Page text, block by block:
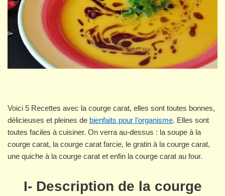
Voici 5 Recettes avec la courge carat, elles sont toutes bonnes,
délicieuses et pleines de bienfaits pour l’organisme. Elles sont
toutes faciles à cuisiner. On verra au-dessus : la soupe à la
courge carat, la courge carat farcie, le gratin à la courge carat,
une quiche à la courge carat et enfin la courge carat au four.
I- Description de la courge